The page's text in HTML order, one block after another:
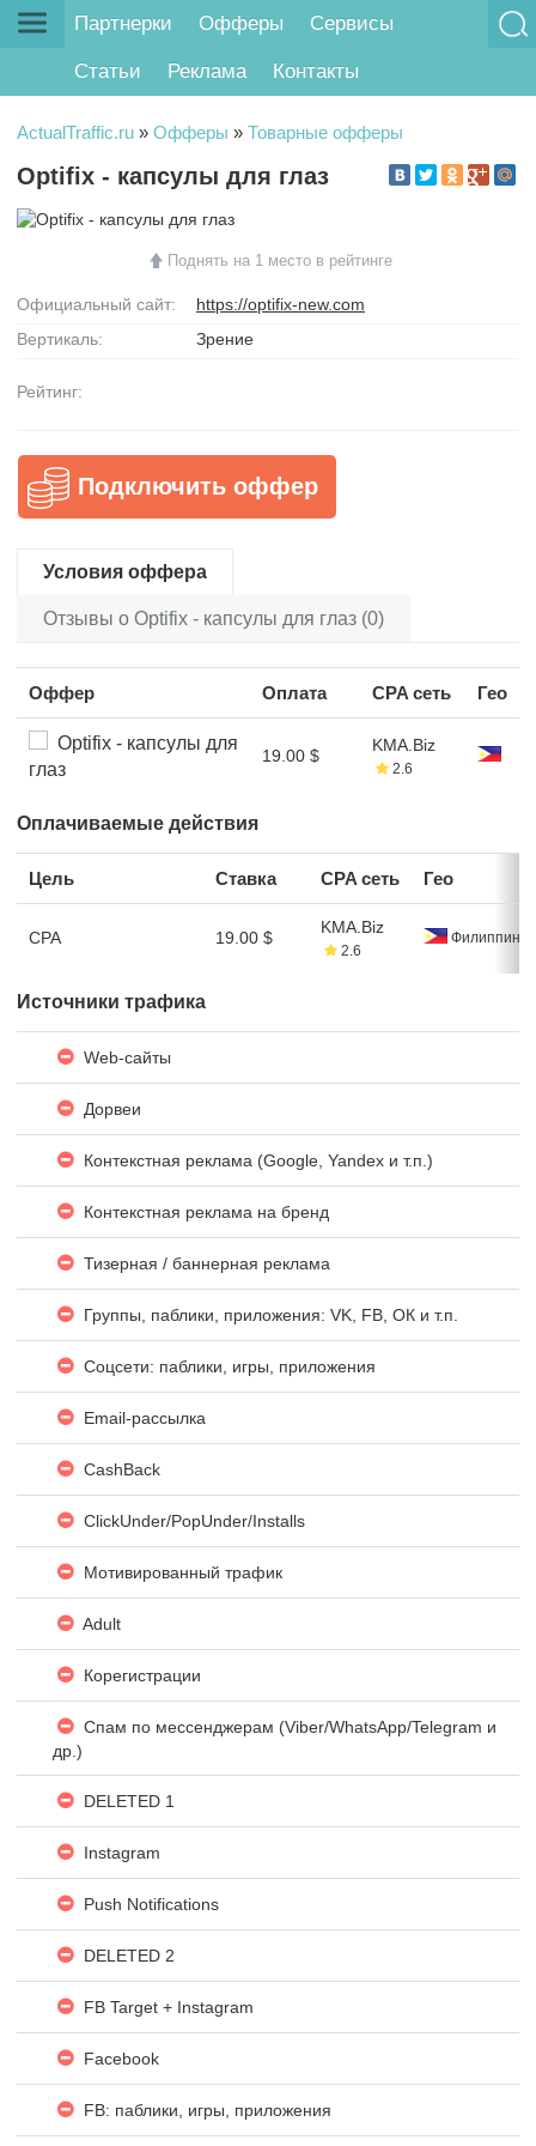
Партнерки Офферы Сервисы
Статьи Реклама Контакты
ActualTraffic.ru » Офферы » Товарные офферы
Optifix - капсулы для глаз
Поднять на 1 место в рейтинге
Официальный сайт:
https://optifix-new.com
Вертикаль:
Зрение
Рейтинг:
Подключить оффер
Условия оффера
Отзывы о Optifix - капсулы для глаз (0)
Оффер Оплата CPA сеть Гео
Optifix - капсулы для
глаз
19.00 $
KMA.Biz
2.6
Оплачиваемые действия
Цель Ставка CPA сеть Гео
CPA 19.00 $
KMA.Biz
2.6
Филиппины
Источники трафика
Web-сайты
Дорвеи
Контекстная реклама (Google, Yandex и т.п.)
Контекстная реклама на бренд
Тизерная / баннерная реклама
Группы, паблики, приложения: VK, FB, ОК и т.п.
Соцсети: паблики, игры, приложения
Email-рассылка
CashBack
ClickUnder/PopUnder/Installs
Мотивированный трафик
Adult
Корегистрации
Спам по мессенджерам (Viber/WhatsApp/Telegram и
др.)
DELETED 1
Instagram
Push Notifications
DELETED 2
FB Target + Instagram
Facebook
FB: паблики, игры, приложения